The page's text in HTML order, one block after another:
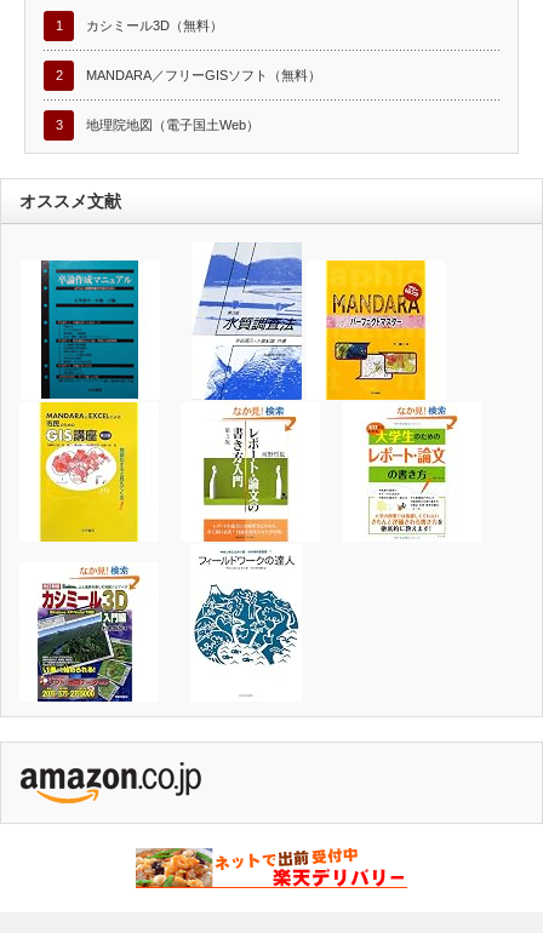
1 カシミール3D（無料）
2 MANDARA／フリーGISソフト（無料）
3 地理院地図（電子国土Web）
オススメ文献